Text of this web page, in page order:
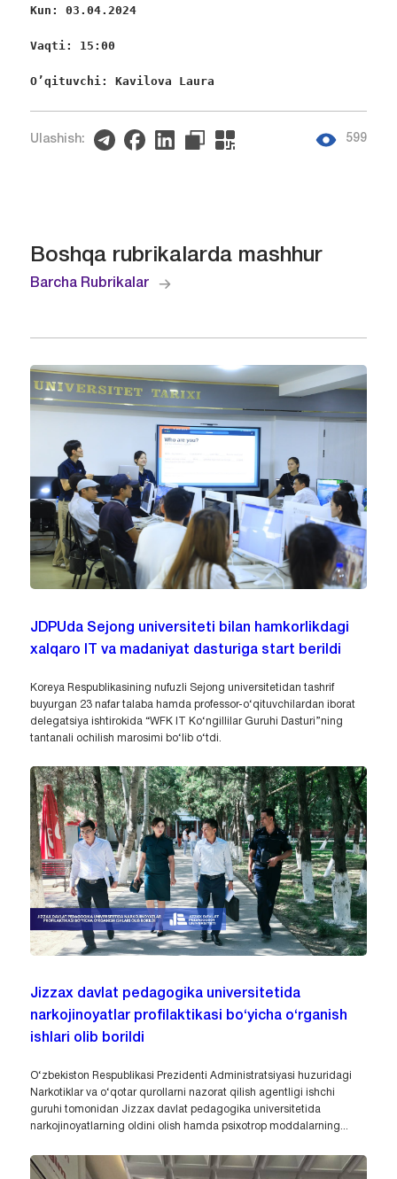
Kun: 03.04.2024
Vaqti: 15:00
O’qituvchi: Kavilova Laura
Ulashish: 599
Boshqa rubrikalarda mashhur
Barcha Rubrikalar
JDPUda Sejong universiteti bilan hamkorlikdagi
xalqaro IT va madaniyat dasturiga start berildi
Koreya Respublikasining nufuzli Sejong universitetidan tashrif
buyurgan 23 nafar talaba hamda professor-o‘qituvchilardan iborat
delegatsiya ishtirokida “WFK IT Ko‘ngillilar Guruhi Dasturi”ning
tantanali ochilish marosimi bo‘lib o‘tdi.
Jizzax davlat pedagogika universitetida
narkojinoyatlar profilaktikasi bo‘yicha o‘rganish
ishlari olib borildi
O‘zbekiston Respublikasi Prezidenti Administratsiyasi huzuridagi
Narkotiklar va o‘qotar qurollarni nazorat qilish agentligi ishchi
guruhi tomonidan Jizzax davlat pedagogika universitetida
narkojinoyatlarning oldini olish hamda psixotrop moddalarning...